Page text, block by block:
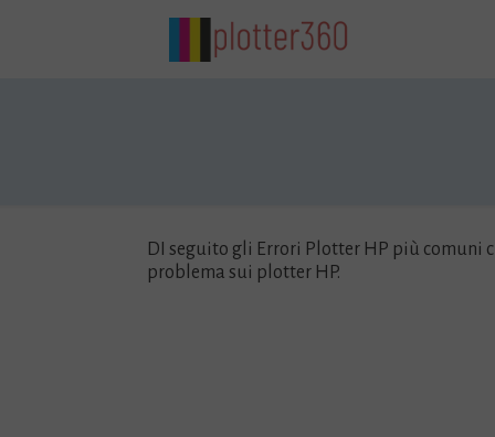
DI seguito gli Errori Plotter HP più comuni
problema sui plotter HP.